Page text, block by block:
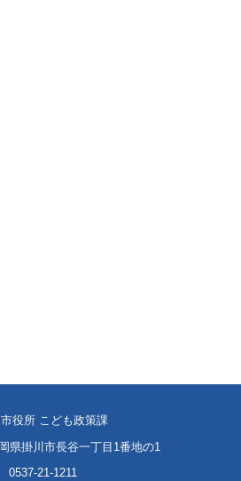
役所 こども政策課
県掛川市長谷一丁目1番地の1
0537-21-1211